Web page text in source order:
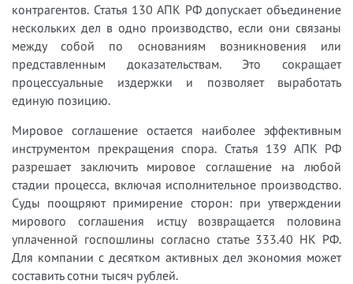
контрагентов. Статья 130 АПК РФ допускает объединение
нескольких дел в одно производство, если они связаны
между собой по основаниям возникновения или
представленным доказательствам. Это сокращает
процессуальные издержки и позволяет выработать
единую позицию.
Мировое соглашение остается наиболее эффективным
инструментом прекращения спора. Статья 139 АПК РФ
разрешает заключить мировое соглашение на любой
стадии процесса, включая исполнительное производство.
Суды поощряют примирение сторон: при утверждении
мирового соглашения истцу возвращается половина
уплаченной госпошлины согласно статье 333.40 НК РФ.
Для компании с десятком активных дел экономия может
составить сотни тысяч рублей.